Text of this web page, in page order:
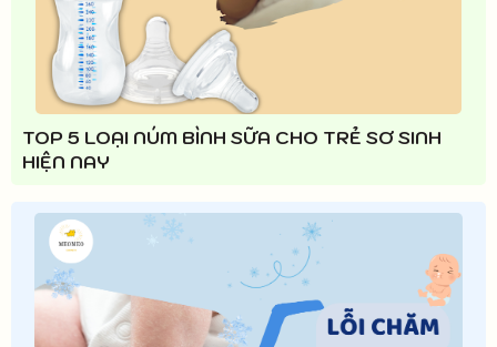
TOP 5 LOẠI NÚM BÌNH SỮA CHO TRẺ SƠ SINH
HIỆN NAY